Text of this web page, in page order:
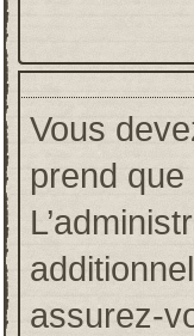
Vous
prend
assurez-